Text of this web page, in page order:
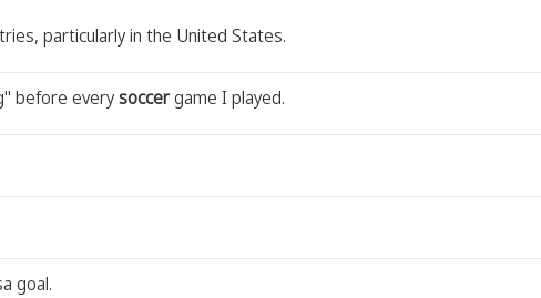
particularly in the United States.
before everysoccergame I played.
goal.